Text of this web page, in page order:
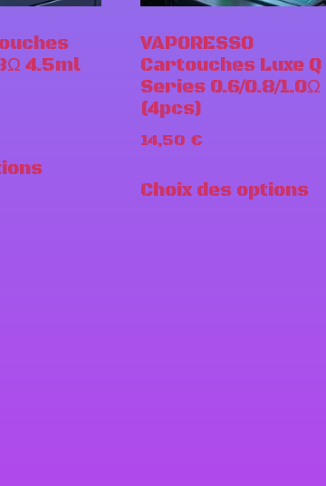
4.5ml
VAPORESSO
Cartouches Luxe Q
Series 0.6/0.8/
(4pcs)
14,50 €
Choix des options